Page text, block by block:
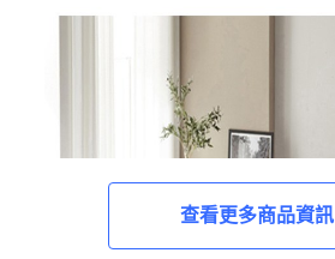
查看更多商品資訊